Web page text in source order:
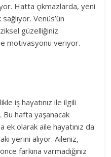
Hatta çıkmazlarda, yeni
Venüs’ün
güzelliğiniz
motivasyonu veriyor.
iş hayatınız ile ilgili
Bu hafta yaşanacak
ek olarak aile hayatınız da
yerini alıyor. Aileniz,
farkına varmadığınız